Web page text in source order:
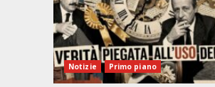
Notizie Primo piano